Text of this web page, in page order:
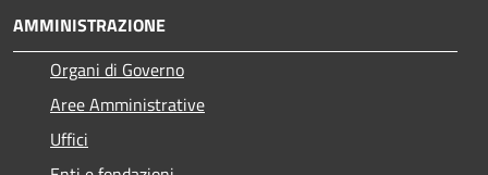
AMMINISTRAZIONE
Organi di Governo
Aree Amministrative
Uffici